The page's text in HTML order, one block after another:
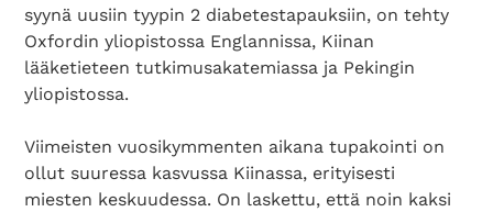
syynä uusiin tyypin 2 diabetestapauksiin, on tehty
Oxfordin yliopistossa Englannissa, Kiinan
lääketieteen tutkimusakatemiassa ja Pekingin
yliopistossa.
Viimeisten vuosikymmenten aikana tupakointi on
ollut suuressa kasvussa Kiinassa, erityisesti
miesten keskuudessa. On laskettu, että noin kaksi